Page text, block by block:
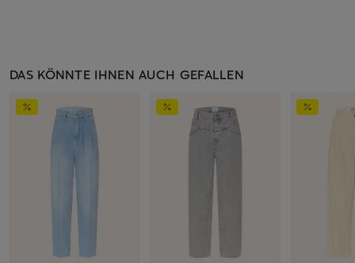
DAS KÖNNTE IHNEN AUCH GEFALLEN